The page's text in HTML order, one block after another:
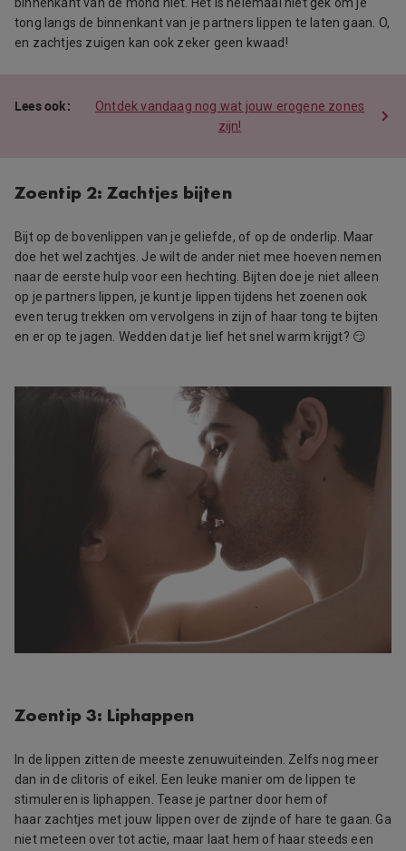
tong langs de binnenkant van je partners lippen te laten gaan. O,
en zachtjes zuigen kan ook zeker geen kwaad!
Ontdek vandaag nog wat jouw erogene zones
zijn!
Zoentip 2: Zachtjes bijten
Bijt op de bovenlippen van je geliefde, of op de onderlip. Maar
doe het wel zachtjes. Je wilt de ander niet mee hoeven nemen
naar de eerste hulp voor een hechting. Bijten doe je niet alleen
op je partners lippen, je kunt je lippen tijdens het zoenen ook
even terug trekken om vervolgens in zijn of haar tong te bijten
en er op te jagen. Wedden dat je lief het snel warm krijgt? 😏
Zoentip 3: Liphappen
In de lippen zitten de meeste zenuwuiteinden. Zelfs nog meer
dan in de clitoris of eikel. Een leuke manier om de lippen te
stimuleren is liphappen. Tease je partner door hem of
haar zachtjes met jouw lippen over de zijnde of hare te gaan. Ga
niet meteen over tot actie, maar laat hem of haar steeds een